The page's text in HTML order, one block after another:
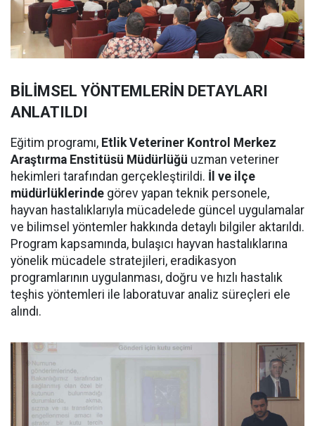
BİLİMSEL YÖNTEMLERİN DETAYLARI
ANLATILDI
Eğitim programı, Etlik Veteriner Kontrol Merkez
Araştırma Enstitüsü Müdürlüğü uzman veteriner
hekimleri tarafından gerçekleştirildi. İl ve ilçe
müdürlüklerinde görev yapan teknik personele,
hayvan hastalıklarıyla mücadelede güncel uygulamalar
ve bilimsel yöntemler hakkında detaylı bilgiler aktarıldı.
Program kapsamında, bulaşıcı hayvan hastalıklarına
yönelik mücadele stratejileri, eradikasyon
programlarının uygulanması, doğru ve hızlı hastalık
teşhis yöntemleri ile laboratuvar analiz süreçleri ele
alındı.